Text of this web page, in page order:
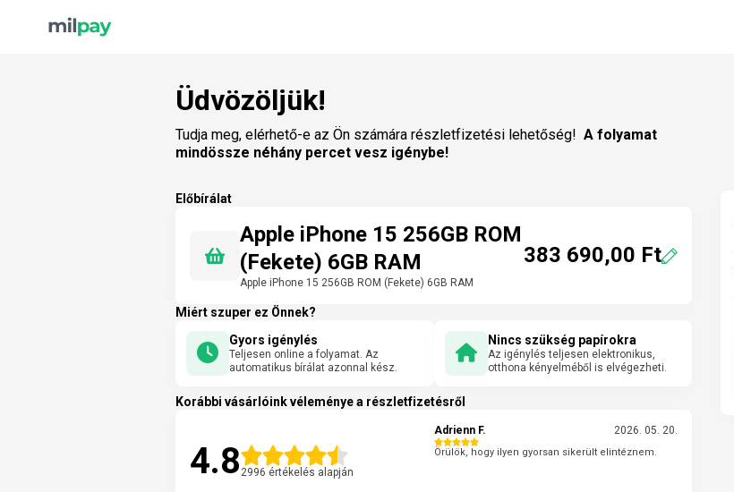
Üdvözöljük!
Tudja meg, elérhető-e az Ön számára részletfizetési lehetőség! A folyamat
mindössze néhány percet vesz igénybe!
Előbírálat
Apple iPhone 15 256GB ROM
(Fekete) 6GB RAM
Apple iPhone 15 256GB ROM (Fekete) 6GB RAM
383 690,00 Ft
Miért szuper ez Önnek?
Gyors igénylés
Teljesen online a folyamat. Az
automatikus bírálat azonnal kész.
Nincs szükség papírokra
Az igénylés teljesen elektronikus,
otthona kényelméből is elvégezheti.
Korábbi vásárlóink véleménye a részletfizetésről
4.8 2996 értékelés alapján
Adrienn F. 2026. 05. 20.
Örülök, hogy ilyen gyorsan sikerült elintéznem.